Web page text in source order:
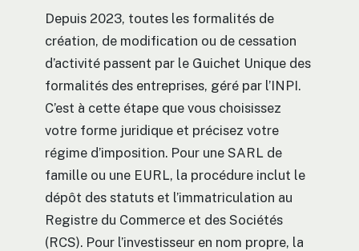
Depuis 2023, toutes les formalités de
création, de modification ou de cessation
d’activité passent par le Guichet Unique des
formalités des entreprises, géré par l’INPI.
C’est à cette étape que vous choisissez
votre forme juridique et précisez votre
régime d’imposition. Pour une SARL de
famille ou une EURL, la procédure inclut le
dépôt des statuts et l’immatriculation au
Registre du Commerce et des Sociétés
(RCS). Pour l’investisseur en nom propre, la